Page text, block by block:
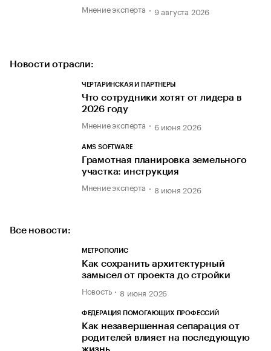
Мнение эксперта 9 августа 2026
Новости отрасли:
ЧЕРТАРИНСКАЯ И ПАРТНЕРЫ
Что сотрудники хотят от лидера в
2026 году
Мнение эксперта 6 июня 2026
AMS SOFTWARE
Грамотная планировка земельного
участка: инструкция
Мнение эксперта 8 июня 2026
Все новости:
МЕТРОПОЛИС
Как сохранить архитектурный
замысел от проекта до стройки
Новость 8 июня 2026
ФЕДЕРАЦИЯ ПОМОГАЮЩИХ ПРОФЕССИЙ
Как незавершенная сепарация от
родителей влияет на последующую